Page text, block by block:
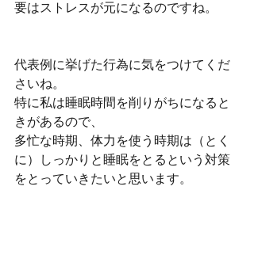
要はストレスが元になるのですね。
代表例に挙げた行為に気をつけてくだ
さいね。
特に私は睡眠時間を削りがちになると
きがあるので、
多忙な時期、体力を使う時期は（とく
に）しっかりと睡眠をとるという対策
をとっていきたいと思います。